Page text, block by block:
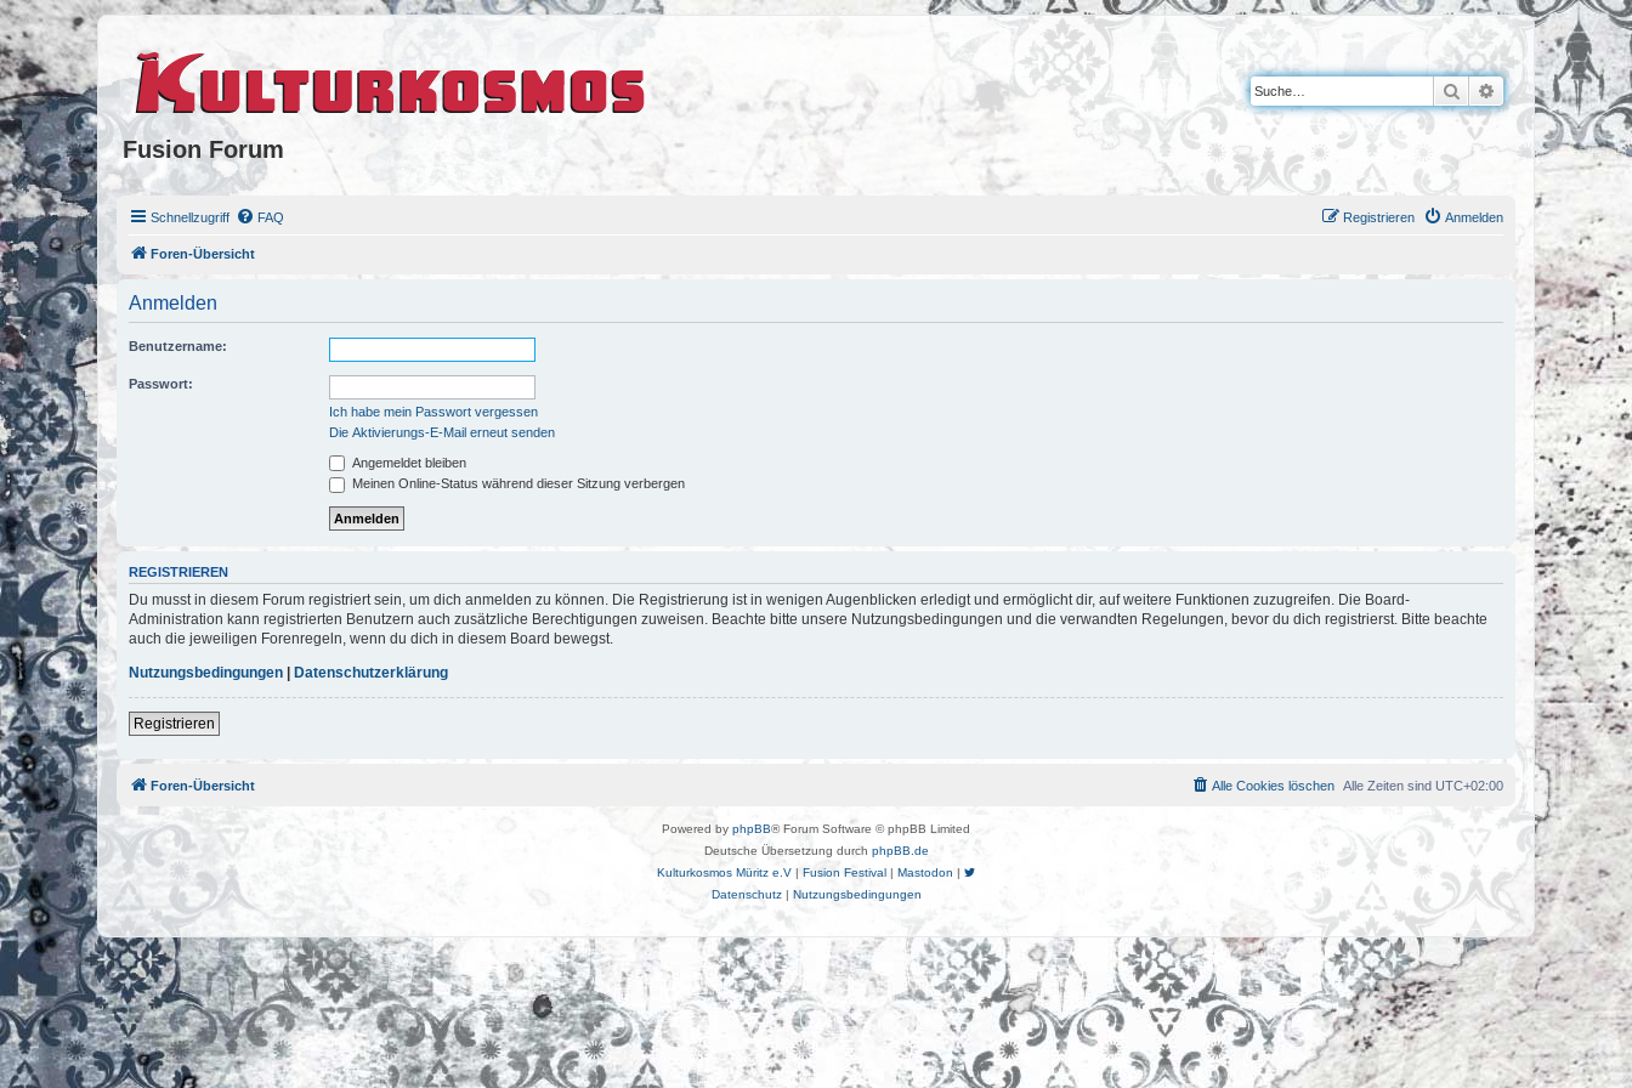
Fusion Forum
Suche Erweiterte Suche
Schnellzugriff FAQ Anmelden
Registrieren
Foren-Übersicht
Anmelden
Benutzername:
Passwort:
Ich habe mein Passwort vergessen
Die Aktivierungs-E-Mail erneut senden
Angemeldet bleiben
Meinen Online-Status während dieser Sitzung verbergen
REGISTRIEREN
Du musst in diesem Forum registriert sein, um dich anmelden zu können. Die Registrierung ist in wenigen Augenblicken erledigt und ermöglicht dir, auf weitere Funktionen zuzugreifen. Die Board-
Administration kann registrierten Benutzern auch zusätzliche Berechtigungen zuweisen. Beachte bitte unsere Nutzungsbedingungen und die verwandten Regelungen, bevor du dich registrierst. Bitte beachte
auch die jeweiligen Forenregeln, wenn du dich in diesem Board bewegst.
Nutzungsbedingungen
Datenschutzerklärung
Registrieren
Foren-Übersicht Alle Zeiten sind UTC+02:00
Alle Cookies löschen
Powered by phpBB® Forum Software © phpBB Limited
Deutsche Übersetzung durch phpBB.de
Kulturkosmos Müritz e.V | Fusion Festival | Mastodon |
Datenschutz| Nutzungsbedingungen